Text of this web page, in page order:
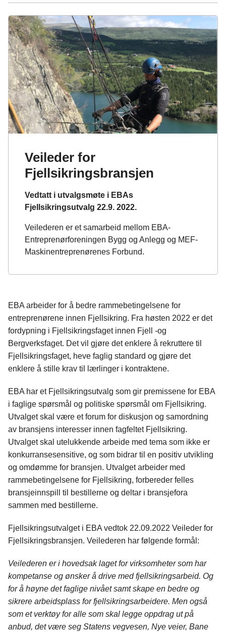
c
e
b
o
o
k
n
k
e
d
I
n
p
o
s
t
Veileder for
Fjellsikringsbransjen
Vedtatt i utvalgsmøte i EBAs
Fjellsikringsutvalg 22.9. 2022.
Veilederen er et samarbeid mellom EBA-
Entreprenørforeningen Bygg og Anlegg og MEF-
Maskinentreprenørenes Forbund.
EBA arbeider for å bedre rammebetingelsene for
entreprenørene innen Fjellsikring. Fra høsten 2022 er det
fordypning i Fjellsikringsfaget innen Fjell -og
Bergverksfaget. Det vil gjøre det enklere å rekruttere til
Fjellsikringsfaget, heve faglig standard og gjøre det
enklere å stille krav til lærlinger i kontraktene.
EBA har et Fjellsikringsutvalg som gir premissene for EBA
i faglige spørsmål og politiske spørsmål om Fjellsikring.
Utvalget skal være et forum for diskusjon og samordning
av bransjens interesser innen fagfeltet Fjellsikring.
Utvalget skal utelukkende arbeide med tema som ikke er
konkurransesensitive, og som bidrar til en positiv utvikling
og omdømme for bransjen. Utvalget arbeider med
rammebetingelsene for Fjellsikring, forbereder felles
bransjeinnspill til bestillerne og deltar i bransjefora
sammen med bestillerne.
Fjellsikringsutvalget i EBA vedtok 22.09.2022 Veileder for
Fjellsikringsbransjen. Veilederen har følgende formål:
Veilederen er i hovedsak laget for virksomheter som har
kompetanse og ønsker å drive med fjellsikringsarbeid. Og
for å høyne det faglige nivået samt skape en bedre og
sikrere arbeidsplass for fjellsikringsarbeidere. Men også
som et verktøy for alle som skal legge oppdrag ut på
anbud, det være seg Statens vegvesen, Nye veier, Bane